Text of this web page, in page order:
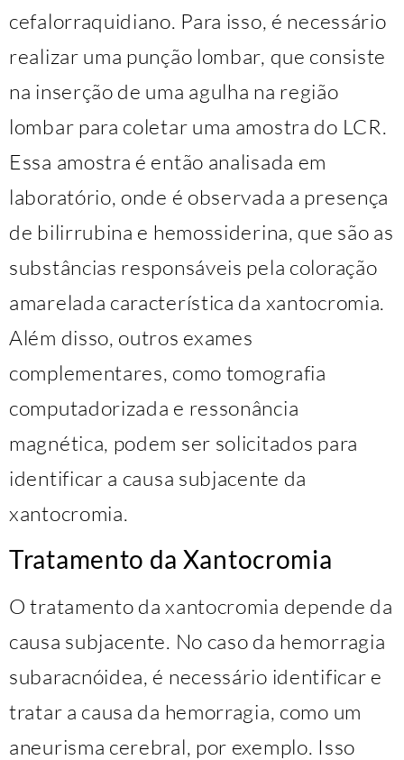
cefalorraquidiano. Para isso, é necessário
realizar uma punção lombar, que consiste
na inserção de uma agulha na região
lombar para coletar uma amostra do LCR.
Essa amostra é então analisada em
laboratório, onde é observada a presença
de bilirrubina e hemossiderina, que são as
substâncias responsáveis pela coloração
amarelada característica da xantocromia.
Além disso, outros exames
complementares, como tomografia
computadorizada e ressonância
magnética, podem ser solicitados para
identificar a causa subjacente da
xantocromia.
Tratamento da Xantocromia
O tratamento da xantocromia depende da
causa subjacente. No caso da hemorragia
subaracnóidea, é necessário identificar e
tratar a causa da hemorragia, como um
aneurisma cerebral, por exemplo. Isso